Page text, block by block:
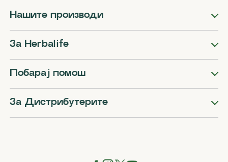
Нашите производи
За Herbalife
Побарај помош
За Дистрибутерите